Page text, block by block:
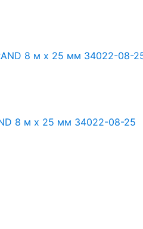
8 м x 25 мм 34022-08-25